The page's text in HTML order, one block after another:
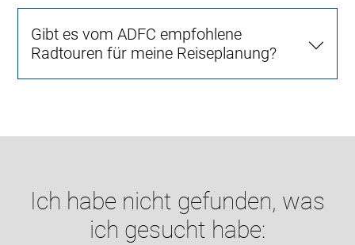
Gibt es vom ADFC empfohlene
Radtouren für meine Reiseplanung?
Ich habe nicht gefunden, was
ich gesucht habe: